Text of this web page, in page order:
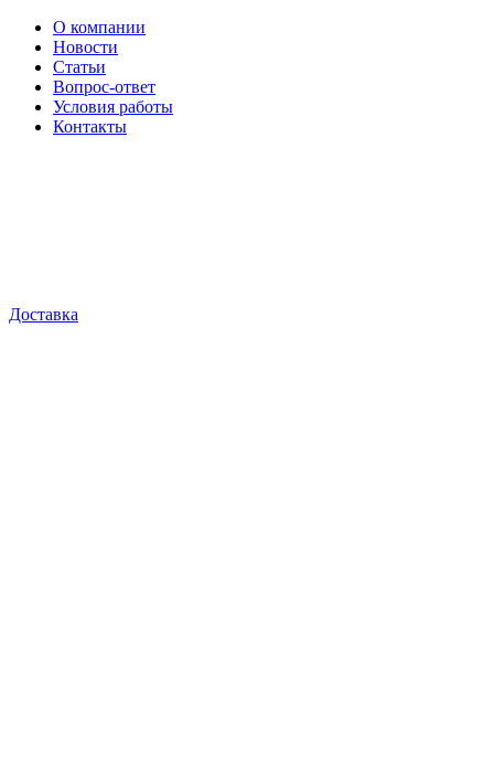
О компании
Новости
Статьи
Вопрос-ответ
Условия работы
Контакты
Доставка